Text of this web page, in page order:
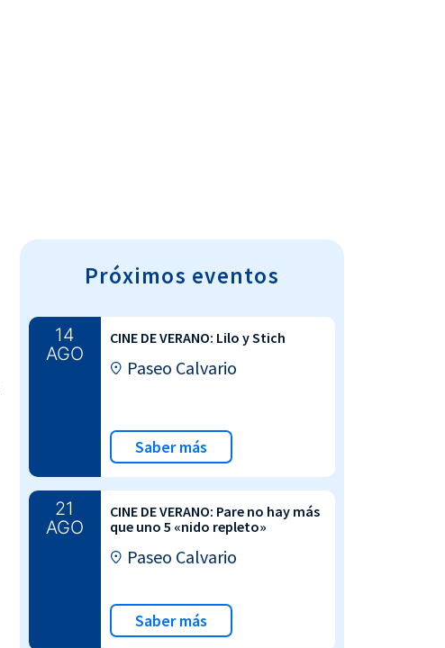
Próximos eventos
14
AGO
CINE DE VERANO: Lilo y Stich
Paseo Calvario
Saber más
21
AGO
CINE DE VERANO: Pare no hay más
que uno 5 «nido repleto»
Paseo Calvario
Saber más